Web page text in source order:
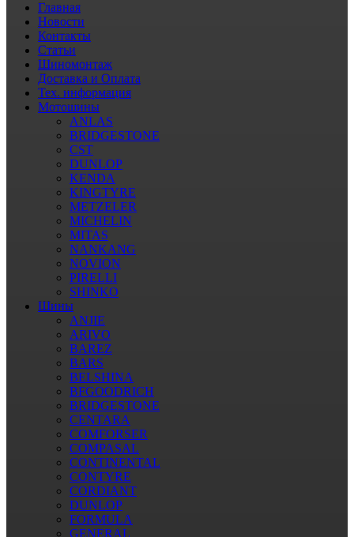
Главная
Новости
Контакты
Статьи
Шиномонтаж
Доставка и Оплата
Тех. информация
Мотошины
ANLAS
BRIDGESTONE
CST
DUNLOP
KENDA
KINGTYRE
METZELER
MICHELIN
MITAS
NANKANG
NOVION
PIRELLI
SHINKO
Шины
ANJIE
ARIVO
BAREZ
BARS
BELSHINA
BFGOODRICH
BRIDGESTONE
CENTARA
COMFORSER
COMPASAL
CONTINENTAL
CONTYRE
CORDIANT
DUNLOP
FORMULA
GENERAL